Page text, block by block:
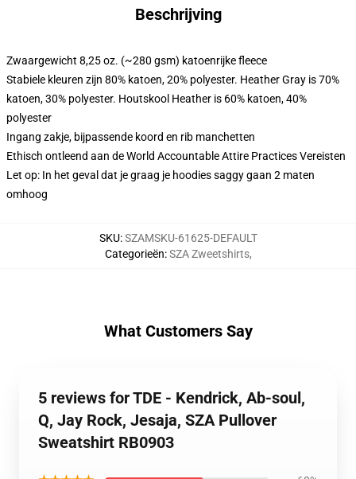
Beschrijving
Zwaargewicht 8,25 oz. (~280 gsm) katoenrijke fleece
Stabiele kleuren zijn 80% katoen, 20% polyester. Heather Gray is 70%
katoen, 30% polyester. Houtskool Heather is 60% katoen, 40%
polyester
Ingang zakje, bijpassende koord en rib manchetten
Ethisch ontleend aan de World Accountable Attire Practices Vereisten
Let op: In het geval dat je graag je hoodies saggy gaan 2 maten
omhoog
SKU:SZAMSKU-61625-DEFAULT
Categorieën:SZA Zweetshirts,
What Customers Say
5 reviews for TDE - Kendrick, Ab-soul,
Q, Jay Rock, Jesaja, SZA Pullover
Sweatshirt RB0903